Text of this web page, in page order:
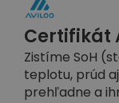
Certifikát
Zistíme SoH
teplotu, prúd
prehľadne a